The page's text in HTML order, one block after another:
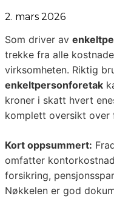
2. mars 2026
Som driver av
trekke fra alle
virksomheten. Riktig
enkeltpersonforetak
kroner i skatt hvert
komplett oversikt over
Kort oppsummert:
omfatter
forsikring,
Nøkkelen er god